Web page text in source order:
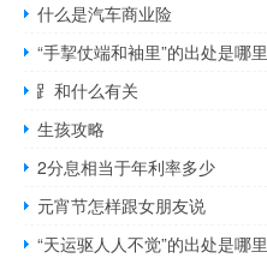
什么是汽车商业险
“手挈仗端和袖里”的出处是哪里
⻊和什么有关
生孩攻略
2分息相当于年利率多少
元宵节怎样跟女朋友说
“天运驱人人不觉”的出处是哪里